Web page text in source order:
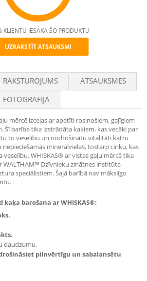
Recommend
KLIENTU IESAKA ŠO PRODUKTU
UZRAKSTĪT ATSAUKSMI
RAKSTUROJUMS
ATSAUKSMES
FOTOGRĀFIJA
mērcē izceļas ar apetīti rosinošiem, gaļīgiem
Šī barība tika izstrādāta kaķiem, kas vecāki par
to veselību un nodrošinātu vitalitāti katru
nepieciešamās minerālvielas, tostarp cinku, kas
veselību. WHISKAS® ar vistas gaļu mērcē tika
WALTHAM™ Dzīvnieku zinātnes institūta
speciālistiem. Šajā barībā nav mākslīgo
kaķa barošana ar WHISKAS®:
daudzumu.
pilnvērtīgu un sabalansētu